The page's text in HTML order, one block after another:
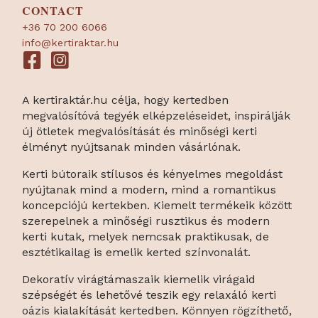
CONTACT
+36 70 200 6066
info@kertiraktar.hu
A kertiraktár.hu célja, hogy kertedben
megvalósítóvá tegyék elképzeléseidet, inspirálják
új ötletek megvalósítását és minőségi kerti
élményt nyújtsanak minden vásárlónak.
Kerti bútoraik stílusos és kényelmes megoldást
nyújtanak mind a modern, mind a romantikus
koncepciójú kertekben. Kiemelt termékeik között
szerepelnek a minőségi rusztikus és modern
kerti kutak, melyek nemcsak praktikusak, de
esztétikailag is emelik kerted színvonalát.
Dekoratív virágtámaszaik kiemelik virágaid
szépségét és lehetővé teszik egy relaxáló kerti
oázis kialakítását kertedben. Könnyen rögzíthető,